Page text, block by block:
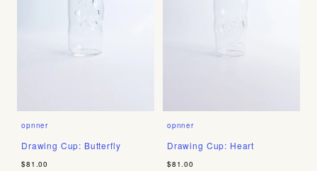
opnner
Drawing Cup: Butterfly
$81.00
opnner
Drawing Cup: Heart
$81.00